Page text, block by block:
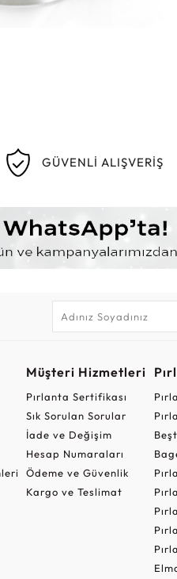
GÜVENLİ ALIŞVERİŞ
Müşteri Hizmetleri
Pırlanta Sertifikası
Sık Sorulan Sorular
İade ve Değişim
Hesap Numaraları
Ödeme ve Güvenlik
Kargo ve Teslimat